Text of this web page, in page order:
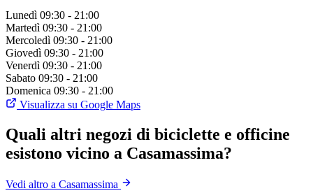
Lunedì 09:30 - 21:00
Martedì 09:30 - 21:00
Mercoledì 09:30 - 21:00
Giovedì 09:30 - 21:00
Venerdì 09:30 - 21:00
Sabato 09:30 - 21:00
Domenica 09:30 - 21:00
Visualizza su Google Maps
Quali altri negozi di biciclette e officine
esistono vicino a Casamassima?
Vedi altro a Casamassima